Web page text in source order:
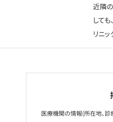
近隣
して
リニ
医療機関の情報(所在地、